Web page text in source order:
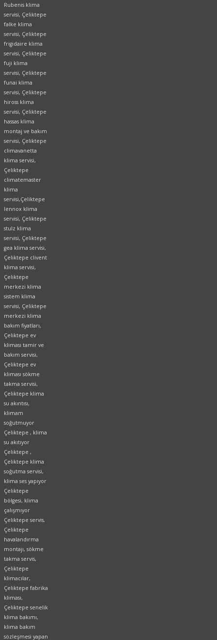
Rubenis klima
servisi, Çeliktepe
falke klima
servisi, Çeliktepe
frigidaire klima
servisi, Çeliktepe
fuji klima
servisi, Çeliktepe
funai klima
servisi, Çeliktepe
hiross klima
servisi, Çeliktepe
hassas klima
montaj ve bakım
servisi, Çeliktepe
climavanetta
klima servisi,
Çeliktepe
climatemaster
klima
servisi,Çeliktepe
lennox klima
servisi, Çeliktepe
stulz klima
servisi, Çeliktepe
gea klima servisi,
Çeliktepe clivent
klima servisi,
Çeliktepe
merkezi klima
sistem klima
servisi, Çeliktepe
merkezi klima
bakım fiyatları,
Çeliktepe ev
kliması tamir ve
bakım servisi,
Çeliktepe ev
kliması sökme
takma servisi,
Çeliktepe klima
su akıntısı,
klimam
soğutmuyor
Çeliktepe , klima
su akıtıyor
Çeliktepe ,
Çeliktepe klima
soğutma servisi,
klima ses yapıyor
Çeliktepe
bölgesi, klima
çalışmıyor
Çeliktepe servis,
Çeliktepe
havalandırma
montajı, sökme
takma servis,
Çeliktepe
klimacılar,
Çeliktepe fabrika
kliması,
Çeliktepe senelik
klima bakımı,
klima bakım
sözleşmesi yapan